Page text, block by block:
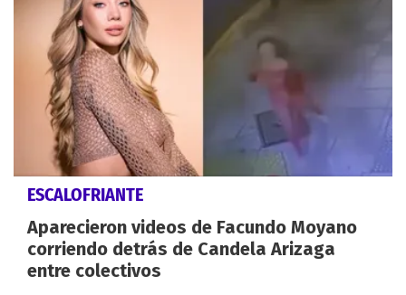
ESCALOFRIANTE
Aparecieron videos de Facundo Moyano
corriendo detrás de Candela Arizaga
entre colectivos